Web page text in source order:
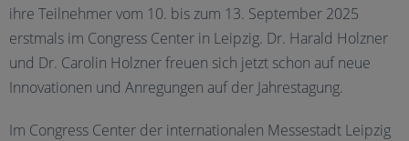
ihre Teilnehmer vom 10. bis zum 13. September 2025
erstmals im Congress Center in Leipzig. Dr. Harald Holzner
und Dr. Carolin Holzner freuen sich jetzt schon auf neue
Innovationen und Anregungen auf der Jahrestagung.
Im Congress Center der internationalen Messestadt Leipzig